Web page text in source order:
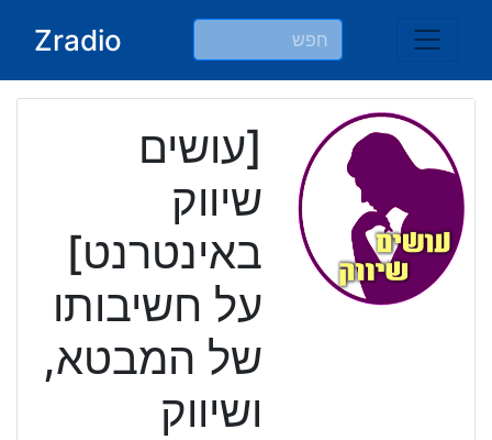
Zradio
[עושים
שיווק
באינטרנט]
על חשיבותו
של המבטא,
ושיווק